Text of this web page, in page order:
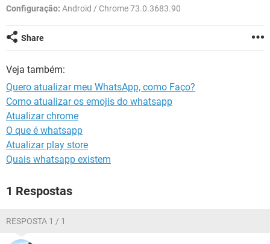
Configuração: Android / Chrome 73.0.3683.90
Share
Veja também:
Quero atualizar meu WhatsApp, como Faço?
Como atualizar os emojis do whatsapp
Atualizar chrome
O que é whatsapp
Atualizar play store
Quais whatsapp existem
1 Respostas
RESPOSTA 1 / 1